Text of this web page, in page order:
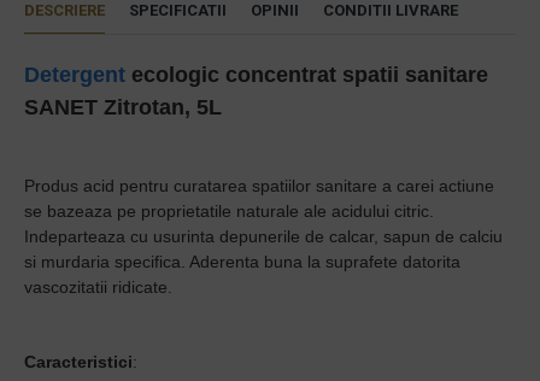
DESCRIERE SPECIFICATII OPINII CONDITII LIVRARE
Detergent ecologic concentrat spatii sanitare
SANET Zitrotan, 5L
Produs acid pentru curatarea spatiilor sanitare a carei actiune
se bazeaza pe proprietatile naturale ale acidului citric.
Indeparteaza cu usurinta depunerile de calcar, sapun de calciu
si murdaria specifica. Aderenta buna la suprafete datorita
vascozitatii ridicate.
Caracteristici: